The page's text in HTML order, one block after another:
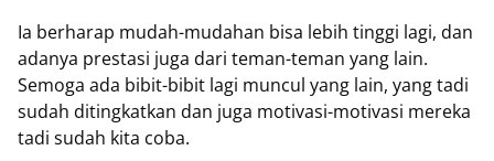
Ia berharap mudah-mudahan bisa lebih tinggi lagi, dan
adanya prestasi juga dari teman-teman yang lain.
Semoga ada bibit-bibit lagi muncul yang lain, yang tadi
sudah ditingkatkan dan juga motivasi-motivasi mereka
tadi sudah kita coba.